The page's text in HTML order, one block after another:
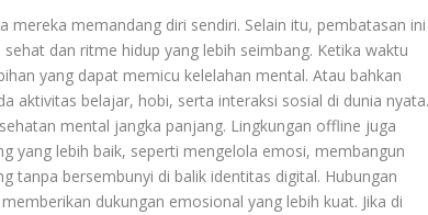
memandang diri sendiri. Selain itu, pembatasan ini
dan ritme hidup yang lebih seimbang. Ketika waktu
yang dapat memicu kelelahan mental. Atau bahkan
aktivitas belajar, hobi, serta interaksi sosial di dunia
mental jangka panjang. Lingkungan offline juga
yang lebih baik, seperti mengelola emosi, membangun
tanpa bersembunyi di balik identitas digital. Hubungan
dukungan emosional yang lebih kuat. Jika di